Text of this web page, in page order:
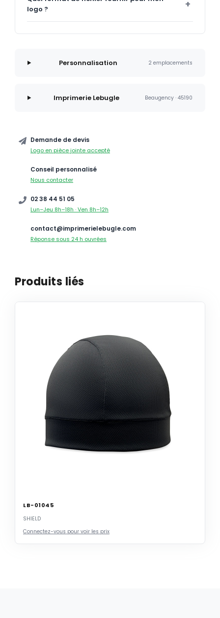
logo ?
Personnalisation 2 emplacements
Imprimerie Lebugle Beaugency · 45190
Demande de devis
Logo en pièce jointe accepté
Conseil personnalisé
Nous contacter
02 38 44 51 05
Lun–Jeu 8h–18h · Ven 8h–12h
contact@imprimerielebugle.com
Réponse sous 24 h ouvrées
Produits liés
LB-01045
SHIELD
Connectez-vous pour voir les prix